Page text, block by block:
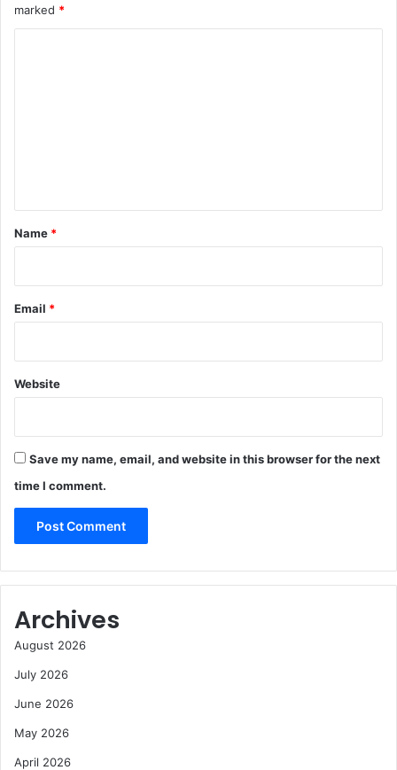
marked *
*
Name *
Email *
Website
Save my name, email, and website in this browser for the next
time I comment.
Archives
August 2026
July 2026
June 2026
May 2026
April 2026